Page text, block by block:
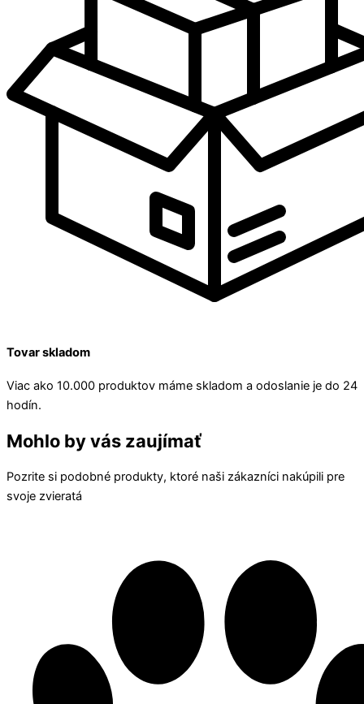
Tovar skladom
Viac ako 10.000 produktov máme skladom a odoslanie je do 24
hodín.
Mohlo by vás zaujímať
Pozrite si podobné produkty, ktoré naši zákazníci nakúpili pre
svoje zvieratá